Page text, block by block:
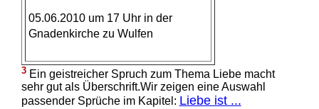
05.06.2010 um 17 Uhr in der
Gnadenkirche zu Wulfen
3Ein geistreicher Spruch zum Thema Liebe macht
sehr gut als Überschrift.Wir zeigen eine Auswahl
passender Sprüche im Kapitel: Liebe ist ...